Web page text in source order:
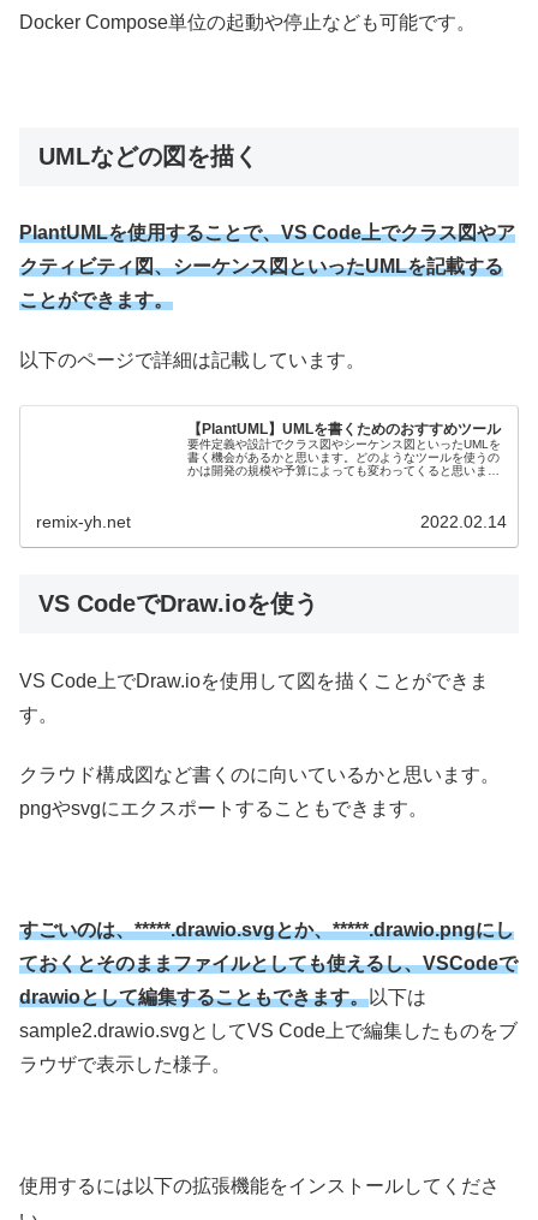
Docker Compose単位の起動や停止なども可能です。
UMLなどの図を描く
PlantUMLを使用することで、VS Code上でクラス図やア
クティビティ図、シーケンス図といったUMLを記載する
ことができます。
以下のページで詳細は記載しています。
【PlantUML】UMLを書くためのおすすめツール
要件定義や設計でクラス図やシーケンス図といったUMLを
書く機会があるかと思います。どのようなツールを使うの
かは開発の規模や予算によっても変わってくると思いま
remix-yh.net 2022.02.14
VS CodeでDraw.ioを使う
VS Code上でDraw.ioを使用して図を描くことができま
す。
クラウド構成図など書くのに向いているかと思います。
pngやsvgにエクスポートすることもできます。
すごいのは、*****.drawio.svgとか、*****.drawio.pngにし
ておくとそのままファイルとしても使えるし、VSCodeで
drawioとして編集することもできます。以下は
sample2.drawio.svgとしてVS Code上で編集したものをブ
ラウザで表示した様子。
使用するには以下の拡張機能をインストールしてくださ